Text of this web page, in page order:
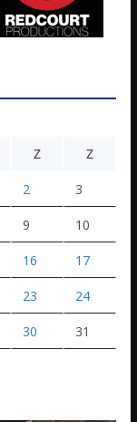
Z Z
2 3
9 10
16 17
23 24
30 31